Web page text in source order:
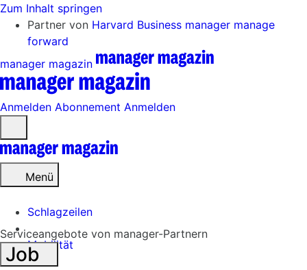
Zum Inhalt springen
Partner von Harvard Business manager manage
forward
manager magazin
Anmelden Abonnement Anmelden
öffnen
Menü
Schlagzeilen
Mobilität
Tech
Serviceangebote von manager-Partnern
Job